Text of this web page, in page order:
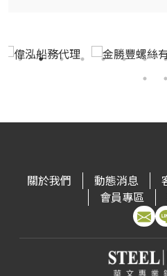
關於我們 動態消息
會員專區